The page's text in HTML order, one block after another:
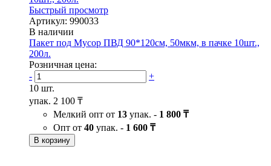
Быстрый просмотр
Артикул: 990033
В наличии
Пакет под Мусор ПВД 90*120см, 50мкм, в пачке 10шт.,
200л.
Розничная цена:
-
+
10 шт.
упак. 2 100 ₸
Мелкий опт от 13 упак. - 1 800 ₸
Опт от 40 упак. - 1 600 ₸
В корзину